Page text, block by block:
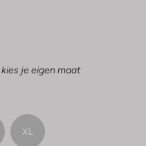
je eigen maat
XL